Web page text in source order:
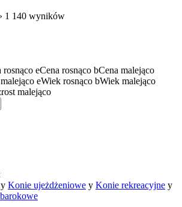
1 140 wyników
rosnąco eCena rosnąco bCena malejąco
eWiek rosnąco bWiek malejąco
malejąco
y Konie ujeżdżeniowe y Konie rekreacyjne y